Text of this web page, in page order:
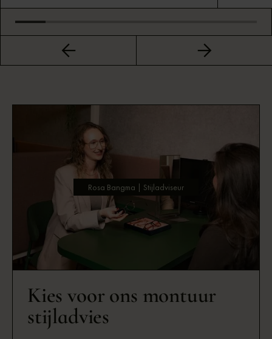
Bekijk montuur
Kies voor ons montuur
stijladvies
Rosa Bangma | Stijladviseur